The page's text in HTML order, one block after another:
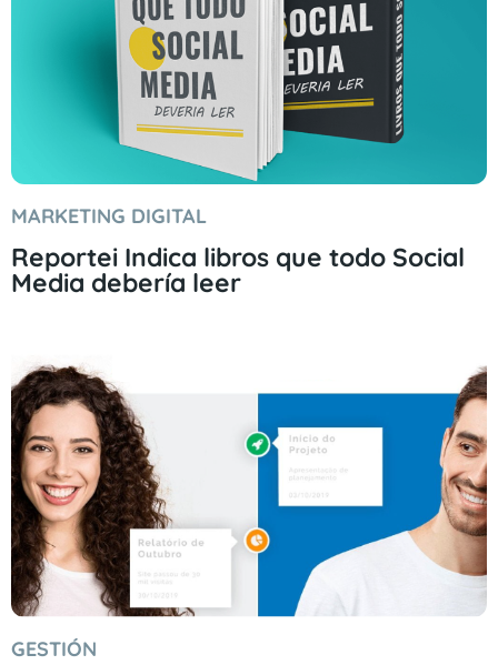
MARKETING DIGITAL
Reportei Indica libros que todo Social
Media debería leer
GESTIÓN